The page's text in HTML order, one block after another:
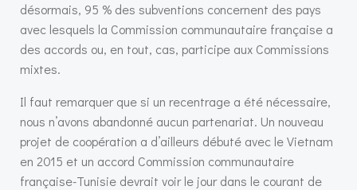
désormais, 95 % des subventions concernent des pays
avec lesquels la Commission communautaire française a
des accords ou, en tout, cas, participe aux Commissions
mixtes.
Il faut remarquer que si un recentrage a été nécessaire,
nous n’avons abandonné aucun partenariat. Un nouveau
projet de coopération a d’ailleurs débuté avec le Vietnam
en 2015 et un accord Commission communautaire
française-Tunisie devrait voir le jour dans le courant de